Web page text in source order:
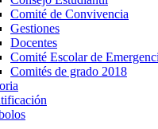
Comité de Convivencia
Gestiones
Docentes
Comité Escolar de
Comités de grado 2018